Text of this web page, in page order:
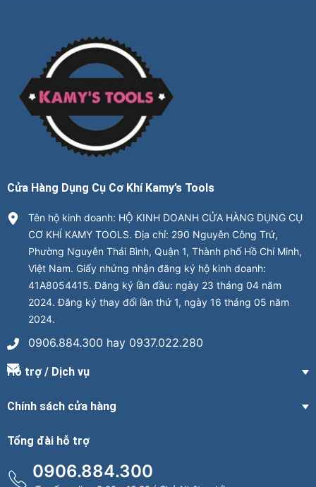
Cửa Hàng Dụng Cụ Cơ Khí Kamy’s Tools
Tên hộ kinh doanh: HỘ KINH DOANH CỬA HÀNG DỤNG CỤ
CƠ KHÍ KAMY TOOLS. Địa chỉ: 290 Nguyễn Công Trứ,
Phường Nguyễn Thái Bình, Quận 1, Thành phố Hồ Chí Minh,
Việt Nam. Giấy nhứng nhận đăng ký hộ kinh doanh:
41A8054415. Đăng ký lần đầu: ngày 23 tháng 04 năm
2024. Đăng ký thay đổi lần thứ 1, ngày 16 tháng 05 năm
2024.
0906.884.300 hay 0937.022.280
Hỗ trợ / Dịch vụ
Chính sách cửa hàng
Tổng đài hỗ trợ
0906.884.300